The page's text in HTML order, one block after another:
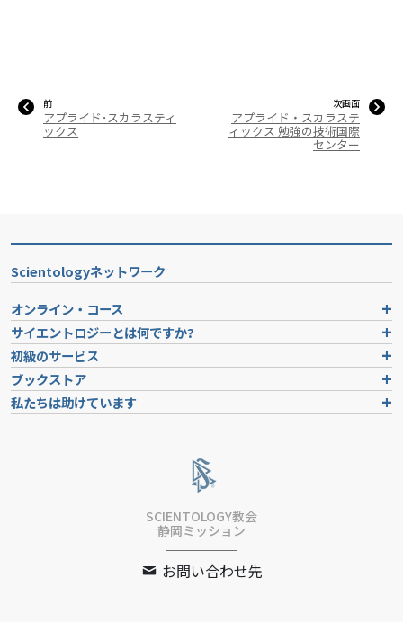
前
アプライド･スカラスティ
ックス
次画面
アプライド・スカラステ
ィックス 勉強の技術国際
センター
Scientologyネットワーク
オンライン・コース
サイエントロジーとは何ですか?
初級のサービス
ブックストア
私たちは助けています
SCIENTOLOGY教会
静岡ミッション
お問い合わせ先